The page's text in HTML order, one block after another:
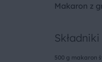
Makaron z
Składniki
500 g makaron